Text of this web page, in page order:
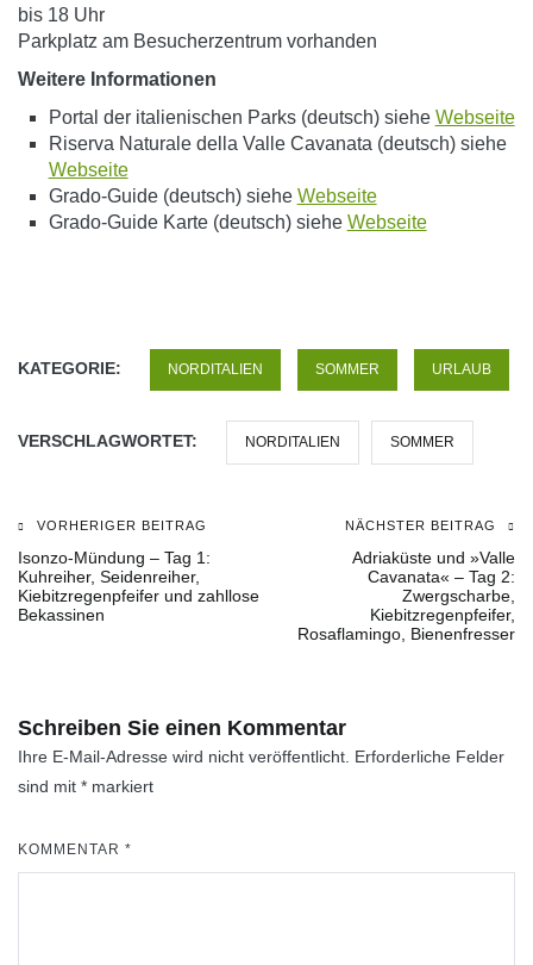
bis 18 Uhr
Parkplatz am Besucherzentrum vorhanden
Weitere Informationen
Portal der italienischen Parks (deutsch) siehe Webseite
Riserva Naturale della Valle Cavanata (deutsch) siehe
Webseite
Grado-Guide (deutsch) siehe Webseite
Grado-Guide Karte (deutsch) siehe Webseite
KATEGORIE: NORDITALIEN SOMMER URLAUB
VERSCHLAGWORTET: NORDITALIEN SOMMER
Beitragsnavigation
VORHERIGER BEITRAG
Isonzo-Mündung – Tag 1:
Kuhreiher, Seidenreiher,
Kiebitzregenpfeifer und zahllose
Bekassinen
NÄCHSTER BEITRAG
Adriaküste und »Valle
Cavanata« – Tag 2:
Zwergscharbe,
Kiebitzregenpfeifer,
Rosaflamingo, Bienenfresser
Schreiben Sie einen Kommentar
Ihre E-Mail-Adresse wird nicht veröffentlicht. Erforderliche Felder
sind mit * markiert
KOMMENTAR *